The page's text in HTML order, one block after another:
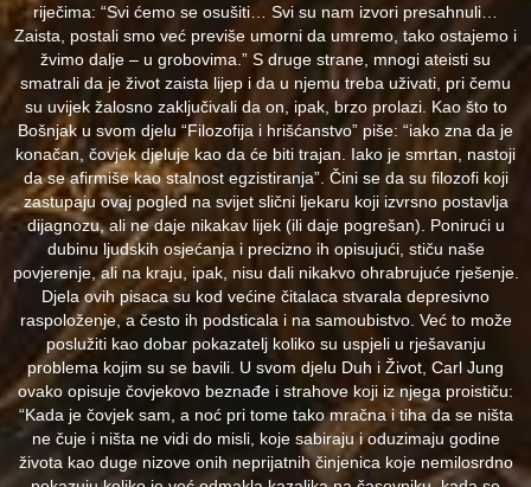
riječima: “Svi ćemo se osušiti… Svi su nam izvori presahnuli…
Zaista, postali smo već previše umorni da umremo, tako ostajemo i
žvimo dalje – u grobovima.” S druge strane, mnogi ateisti su
smatrali da je život zaista lijep i da u njemu treba uživati, pri čemu
su uvijek žalosno zaključivali da on, ipak, brzo prolazi. Kao što to
Bošnjak u svom djelu “Filozofija i hrišćanstvo” piše: “iako zna da je
konačan, čovjek djeluje kao da će biti trajan. Iako je smrtan, nastoji
da se afirmiše kao stalnost egzistiranja”. Čini se da su filozofi koji
zastupaju ovaj pogled na svijet slični ljekaru koji izvrsno postavlja
dijagnozu, ali ne daje nikakav lijek (ili daje pogrešan). Ponirući u
dubinu ljudskih osjećanja i precizno ih opisujući, stiču naše
povjerenje, ali na kraju, ipak, nisu dali nikakvo ohrabrujuće rješenje.
Djela ovih pisaca su kod većine čitalaca stvarala depresivno
raspoloženje, a često ih podsticala i na samoubistvo. Već to može
poslužiti kao dobar pokazatelj koliko su uspjeli u rješavanju
problema kojim su se bavili. U svom djelu Duh i Život, Carl Jung
ovako opisuje čovjekovo beznađe i strahove koji iz njega proističu:
“Kada je čovjek sam, a noć pri tome tako mračna i tiha da se ništa
ne čuje i ništa ne vidi do misli, koje sabiraju i oduzimaju godine
života kao duge nizove onih neprijatnih činjenica koje nemilosrdno